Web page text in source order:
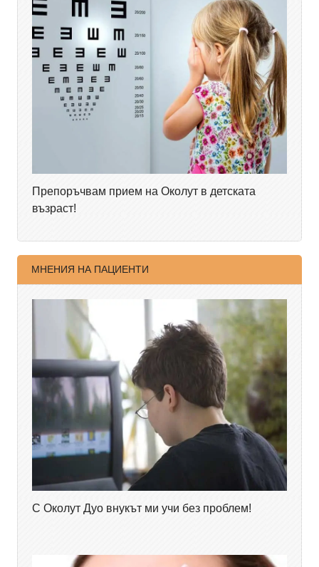
Препоръчвам прием на Околут в детската
възраст!
МНЕНИЯ НА ПАЦИЕНТИ
С Околут Дуо внукът ми учи без проблем!